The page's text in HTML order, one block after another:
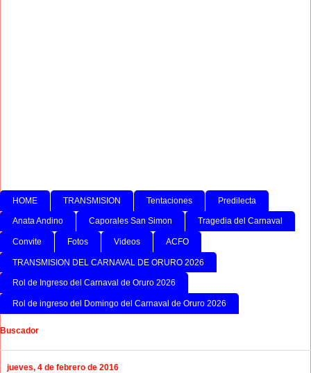
HOME TRANSMISION Tentaciones Predilecta
Anata Andino Caporales San Simon Tragedia del Carnaval
Convite Fotos Videos ACFO
TRANSMISION DEL CARNAVAL DE ORURO 2026
Rol de Ingreso del Carnaval de Oruro 2026
Rol de ingreso del Domingo del Carnaval de Oruro 2026
Buscador
jueves, 4 de febrero de 2016